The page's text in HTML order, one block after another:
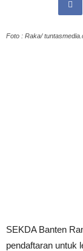
Foto : Raka/
SEKDA Banten
pendaftaran untuk